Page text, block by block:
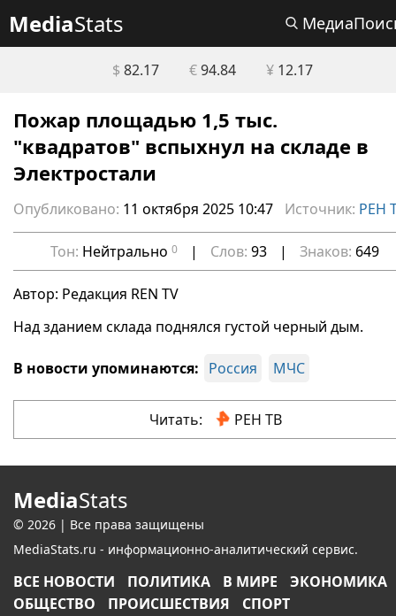
MediaStats
$ 82.17 €94.84 ¥12.17
Пожар площадью 1,5 тыс.
"квадратов" вспыхнул на складе в
Электростали
Опубликовано: 11 октября 2025 10:47 Источник: РЕН
Тон: Нейтрально 0 | Слов: 93 | Знаков: 649
Автор: Редакция REN TV
Над зданием склада поднялся густой черный дым.
В новости упоминаются: Россия МЧС
Читать: РЕН ТВ
MediaStats
© 2026 | Все права защищены
MediaStats.ru - информационно-аналитический сервис.
ВСЕ НОВОСТИ ПОЛИТИКА В МИРЕ
ЭКОНОМИКА
ОБЩЕСТВО
ПРОИСШЕСТВИЯ СПОРТ